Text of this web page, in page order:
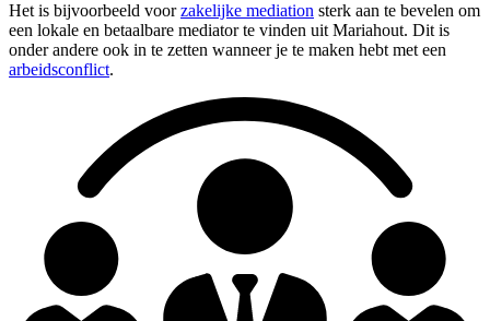
Het is bijvoorbeeld voorzakelijke mediation sterk aan te bevelen om
een lokale en betaalbare mediator te vinden uit Mariahout. Dit is
onder andere ook in te zetten wanneer je te maken hebt met een
arbeidsconflict.